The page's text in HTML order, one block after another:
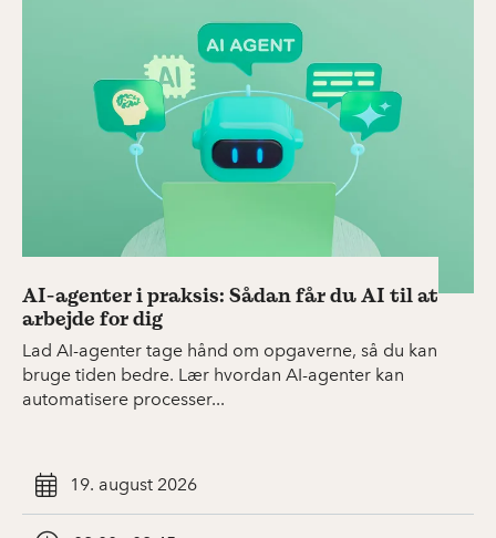
AI-agenter i praksis: Sådan får du AI til at
arbejde for dig
Lad AI-agenter tage hånd om opgaverne, så du kan
bruge tiden bedre. Lær hvordan AI-agenter kan
automatisere processer...
19. august 2026